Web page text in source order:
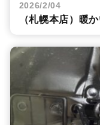
2026/2/04
（札幌本店）暖